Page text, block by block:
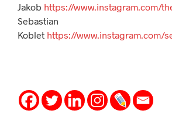
Jakob https://www.instagram.com/
Sebastian
Koblet https://www.instagram.com/